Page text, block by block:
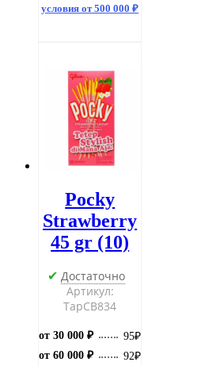
gr
условия от 500 000 ₽
Pocky
Strawberry
45 gr (10)
✔ Достаточно
Артикул:
ТарCB834
от 30 000 ₽ 95₽
от 60 000 ₽
92₽